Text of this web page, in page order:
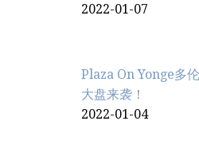
2022-01-07
Plaza On Yonge多
大盘来袭！
2022-01-04